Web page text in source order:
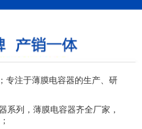
专注于薄膜电容器的生产、研
系列，薄膜电容器齐全厂家，